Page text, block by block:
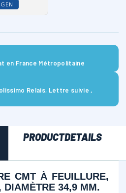
en France Métropolitaine
Relais, Lettre suivie ,
PRODUCTDETAILS
CMT À FEUILLURE,
DIAMÈTRE 34,9 MM.